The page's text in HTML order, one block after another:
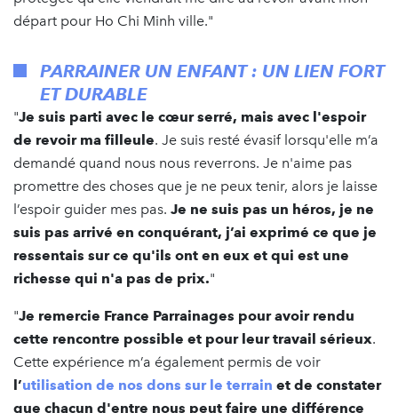
départ pour Ho Chi Minh ville."
PARRAINER UN ENFANT : UN LIEN FORT
ET DURABLE
"Je suis parti avec le cœur serré, mais avec l'espoir
de revoir ma filleule. Je suis resté évasif lorsqu'elle m’a
demandé quand nous nous reverrons. Je n'aime pas
promettre des choses que je ne peux tenir, alors je laisse
l’espoir guider mes pas. Je ne suis pas un héros, je ne
suis pas arrivé en conquérant, j’ai exprimé ce que je
ressentais sur ce qu'ils ont en eux et qui est une
richesse qui n'a pas de prix."
"Je remercie France Parrainages pour avoir rendu
cette rencontre possible et pour leur travail sérieux.
Cette expérience m’a également permis de voir
l’utilisation de nos dons sur le terrain et de constater
que chacun d'entre nous peut faire une différence